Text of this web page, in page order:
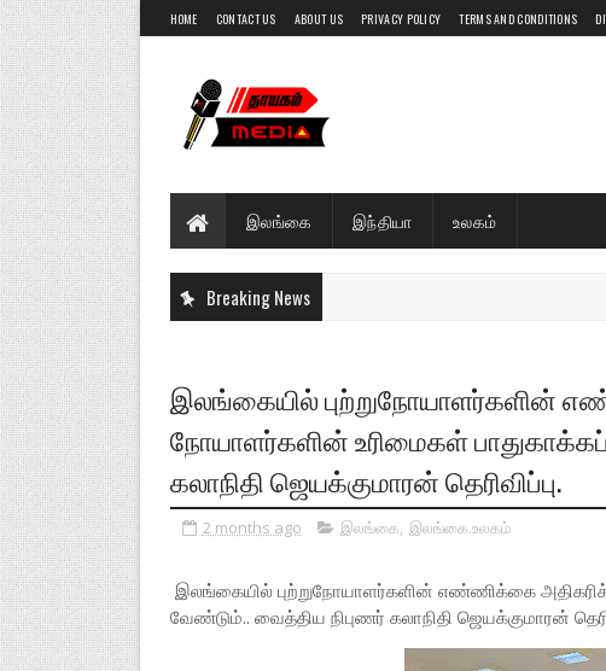
HOME CONTACT US ABOUT US PRIVACY POLICY TERMS AND CONDITIONS
இலங்கை இந்தியா உலகம்
Breaking News
இலங்கையில் புற்றுநோயாளர்களின்
நோயாளர்களின் உரிமைகள்
கலாநிதி ஜெயக்குமாரன் தெரிவிப்பு.
2 months ago இலங்கை, இலங்கை.உலகம்
இலங்கையில் புற்றுநோயாளர்களின் எண்ணிக்கை
வேண்டும்.. வைத்திய நிபுணர் கலாநிதி ஜெயக்குமாரன்